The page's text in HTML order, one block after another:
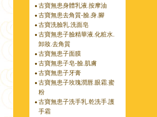
古寶無患身體乳液.按摩油
古寶無患去角質-臉.身.腳
古寶洗臉乳.洗面皂
古寶無患子臉精華液.化粧水.
卸妝.去角質
古寶無患子面膜
古寶無患子皂-臉.肌膚
古寶無患子牙膏
古寶無患子玫瑰潤唇.眼霜.蜜
粉
古寶無患子洗手乳.乾洗手.護
手霜